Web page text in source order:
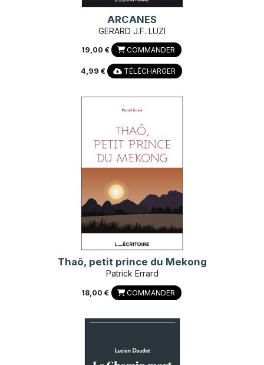
ARCANES
GERARD J.F. LUZI
19,00 € COMMANDER
4,99 € TÉLÉCHARGER
Thaô, petit prince du Mekong
Patrick Errard
18,00 € COMMANDER